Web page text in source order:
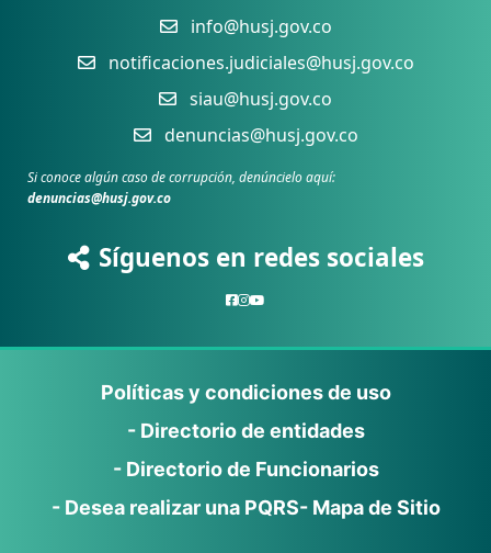
info@husj.gov.co
notificaciones.judiciales@husj.gov.co
siau@husj.gov.co
denuncias@husj.gov.co
Si conoce algún caso de corrupción, denúncielo aquí:
denuncias@husj.gov.co
Síguenos en redes sociales
Políticas y condiciones de uso
- Directorio de entidades
- Directorio de Funcionarios
- Desea realizar una PQRS- Mapa de Sitio